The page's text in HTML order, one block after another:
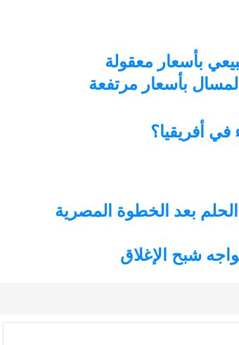
بأسعار معقولة
بأسعار مرتفعة
في أفريقيا؟
بعد الخطوة المصرية
شبح الإغلاق